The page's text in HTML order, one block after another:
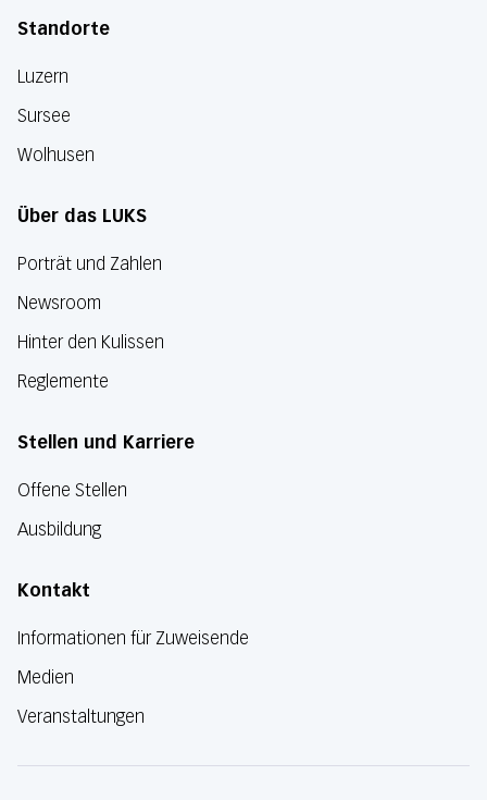
Standorte
Luzern
Sursee
Wolhusen
Über das LUKS
Porträt und Zahlen
Newsroom
Hinter den Kulissen
Reglemente
Stellen und Karriere
Offene Stellen
Ausbildung
Kontakt
Informationen für Zuweisende
Medien
Veranstaltungen